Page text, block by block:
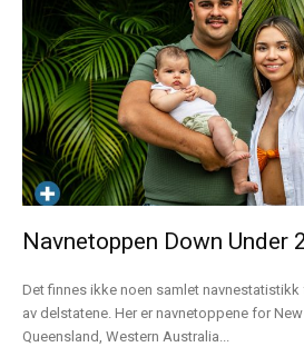
Navnetoppen Down Under
Det finnes ikke noen samlet
av delstatene. Her er navnetoppene for
Queensland, Western Australia...